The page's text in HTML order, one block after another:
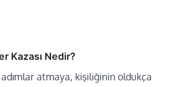
Kazası Nedir?
atmaya, kişiliğinin oldukça